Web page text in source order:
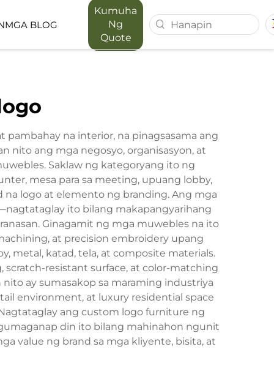
MGA BLOG
Kumuha
Ng
Quote
na interior, na pinagsasama ang
nito ang mga negosyo, organisasyon, at
Saklaw ng kategoryang ito ng
mesa para sa meeting, upuang lobby,
na logo at elemento ng branding. Ang mga
ito bilang makapangyarihang
Ginagamit ng mga muwebles na ito
at precision embroidery upang
metal, katad, tela, at composite materials.
resistant surface, at color-matching
ay sumasakop sa maraming industriya
environment, at luxury residential space
ang custom logo furniture ng
din ito bilang mahinahon ngunit
value ng brand sa mga kliyente, bisita, at